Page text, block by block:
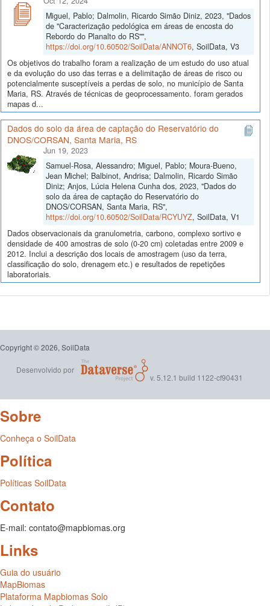
Miguel, Pablo; Dalmolin, Ricardo Simão Diniz, 2023, "Dados
de "Caracterização pedológica em áreas de encosta do
Rebordo do Planalto do RS"",
https://doi.org/10.60502/SoilData/ANNOT6, SoilData, V3
Os objetivos do trabalho foram a realização de um estudo do uso atual
e da evolução do uso das terras e a delimitação de áreas de risco ou
potencialmente susceptíveis a perdas de solo, no município de Santa
Maria, RS. Através de técnicas de geoprocessamento. foram gerados
mapas d...
Dados do solo da área de captação do Reservatório do
DNOS/CORSAN, Santa Maria, RS
Jun 19, 2023
Samuel-Rosa, Alessandro; Miguel, Pablo; Moura-Bueno,
Jean Michel; Balbinot, Andrisa; Dalmolin, Ricardo Simão
Diniz; Anjos, Lúcia Helena Cunha dos, 2023, "Dados do
solo da área de captação do Reservatório do
DNOS/CORSAN, Santa Maria, RS",
https://doi.org/10.60502/SoilData/RCYUYZ, SoilData, V1
Dados observacionais da granulometria, carbono, complexo sortivo e
densidade de 400 amostras de solo (0-20 cm) coletadas entre 2009 e
2012. Inclui a descrição dos locais de amostragem (uso da terra,
classificação do solo, drenagem etc.) e resultados de repetições
laboratoriais.
Copyright © 2026, SoilData
Desenvolvido por
v. 5.12.1 build 1122-cf90431
Sobre
Conheça o SoilData
Política
Políticas SoilData
Contato
E-mail: contato@mapbiomas.org
Links
Guia do usuário
MapBiomas
Plataforma Mapbiomas Solo